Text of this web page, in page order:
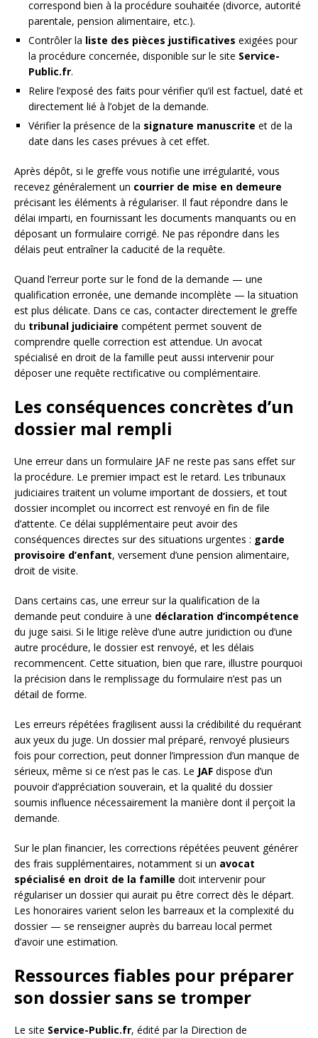
correspond bien à la procédure souhaitée (divorce, autorité
parentale, pension alimentaire, etc.).
Contrôler la liste des pièces justificatives exigées pour
la procédure concernée, disponible sur le site Service-
Public.fr.
Relire l’exposé des faits pour vérifier qu’il est factuel, daté et
directement lié à l’objet de la demande.
Vérifier la présence de la signature manuscrite et de la
date dans les cases prévues à cet effet.
Après dépôt, si le greffe vous notifie une irrégularité, vous
recevez généralement un courrier de mise en demeure
précisant les éléments à régulariser. Il faut répondre dans le
délai imparti, en fournissant les documents manquants ou en
déposant un formulaire corrigé. Ne pas répondre dans les
délais peut entraîner la caducité de la requête.
Quand l’erreur porte sur le fond de la demande — une
qualification erronée, une demande incomplète — la situation
est plus délicate. Dans ce cas, contacter directement le greffe
du tribunal judiciaire compétent permet souvent de
comprendre quelle correction est attendue. Un avocat
spécialisé en droit de la famille peut aussi intervenir pour
déposer une requête rectificative ou complémentaire.
Les conséquences concrètes d’un
dossier mal rempli
Une erreur dans un formulaire JAF ne reste pas sans effet sur
la procédure. Le premier impact est le retard. Les tribunaux
judiciaires traitent un volume important de dossiers, et tout
dossier incomplet ou incorrect est renvoyé en fin de file
d’attente. Ce délai supplémentaire peut avoir des
conséquences directes sur des situations urgentes : garde
provisoire d’enfant, versement d’une pension alimentaire,
droit de visite.
Dans certains cas, une erreur sur la qualification de la
demande peut conduire à une déclaration d’incompétence
du juge saisi. Si le litige relève d’une autre juridiction ou d’une
autre procédure, le dossier est renvoyé, et les délais
recommencent. Cette situation, bien que rare, illustre pourquoi
la précision dans le remplissage du formulaire n’est pas un
détail de forme.
Les erreurs répétées fragilisent aussi la crédibilité du requérant
aux yeux du juge. Un dossier mal préparé, renvoyé plusieurs
fois pour correction, peut donner l’impression d’un manque de
sérieux, même si ce n’est pas le cas. Le JAF dispose d’un
pouvoir d’appréciation souverain, et la qualité du dossier
soumis influence nécessairement la manière dont il perçoit la
demande.
Sur le plan financier, les corrections répétées peuvent générer
des frais supplémentaires, notamment si un avocat
spécialisé en droit de la famille doit intervenir pour
régulariser un dossier qui aurait pu être correct dès le départ.
Les honoraires varient selon les barreaux et la complexité du
dossier — se renseigner auprès du barreau local permet
d’avoir une estimation.
Ressources fiables pour préparer
son dossier sans se tromper
Le site Service-Public.fr, édité par la Direction de